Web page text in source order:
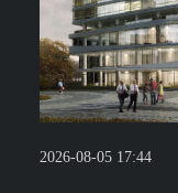
2026-08-05 17:44